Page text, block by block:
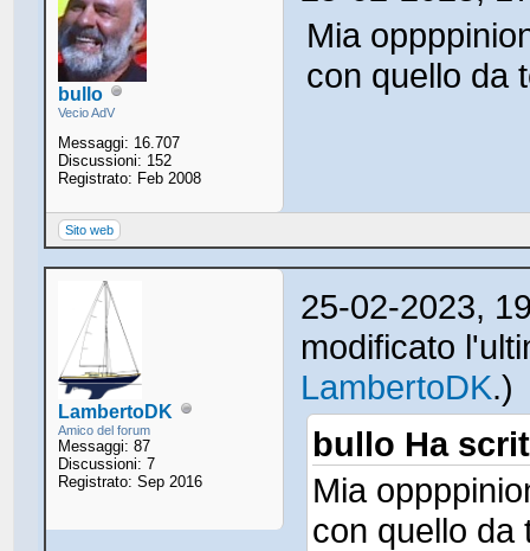
bullo
Vecio AdV
Messaggi: 16.707
Discussioni: 152
Registrato: Feb 2008
Mia
con quello da
Sito web
LambertoDK
Amico del forum
Messaggi: 87
Discussioni: 7
Registrato: Sep 2016
25-02-2023,
modificato
LambertoDK.)
bullo Ha
Mia
con quello da